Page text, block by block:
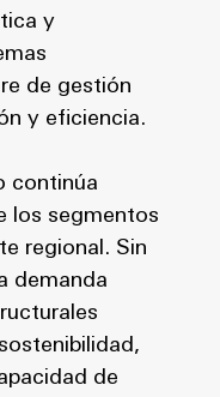
y
de gestión
y eficiencia.
continúa
los segmentos
regional. Sin
demanda
de